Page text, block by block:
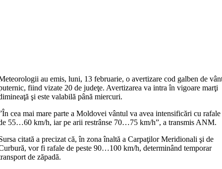
au emis, luni, 13 februarie, o avertizare cod galben de
fiind vizate 20 de judeţe. Avertizarea va intra în vigoare marţi
şi este valabilă până miercuri.
cea mai mare parte a Moldovei vântul va avea intensificări cu rafale
55…60 km/h, iar pe arii restrânse 70…75 km/h”, a transmis ANM.
citată a precizat că, în zona înaltă a Carpaţilor Meridionali şi de
vor fi rafale de peste 90…100 km/h, determinând temporar
de zăpadă.